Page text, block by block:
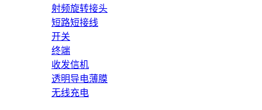
射频旋转接头
短路短接线
开关
终端
收发信机
透明导电薄膜
无线充电